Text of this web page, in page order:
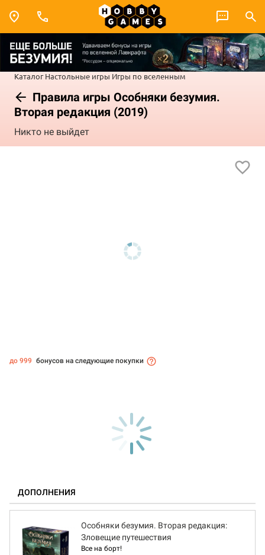
Каталог Настольные игры Игры по вселенным
Правила игры Особняки безумия.
Вторая редакция (2019)
Никто не выйдет
до 999 бонусов на следующие покупки
ДОПОЛНЕНИЯ
Особняки безумия. Вторая редакция:
Зловещие путешествия
Все на борт!